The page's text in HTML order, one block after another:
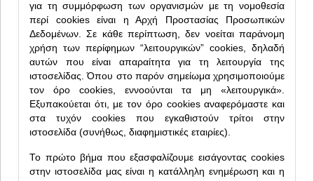
για τη συμμόρφωση των οργανισμών με τη νομοθεσία
περί cookies είναι η Αρχή Προστασίας Προσωπικών
Δεδομένων. Σε κάθε περίπτωση, δεν νοείται παράνομη
χρήση των περίφημων “λειτουργικών” cookies, δηλαδή
αυτών που είναι απαραίτητα για τη λειτουργία της
ιστοσελίδας. Όπου στο παρόν σημείωμα χρησιμοποιούμε
τον όρο cookies, εννοούνται τα μη «λειτουργικά».
Εξυπακούεται ότι, με τον όρο cookies αναφερόμαστε και
στα τυχόν cookies που εγκαθιστούν τρίτοι στην
ιστοσελίδα (συνήθως, διαφημιστικές εταιρίες).
Το πρώτο βήμα που εξασφαλίζουμε εισάγοντας cookies
στην ιστοσελίδα μας είναι η κατάλληλη ενημέρωση και η